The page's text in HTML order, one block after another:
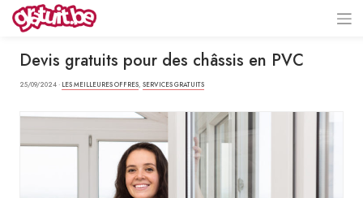
Devis gratuits pour des châssis en PVC
25/09/2024 · LES MEILLEURES OFFRES, SERVICES GRATUITS